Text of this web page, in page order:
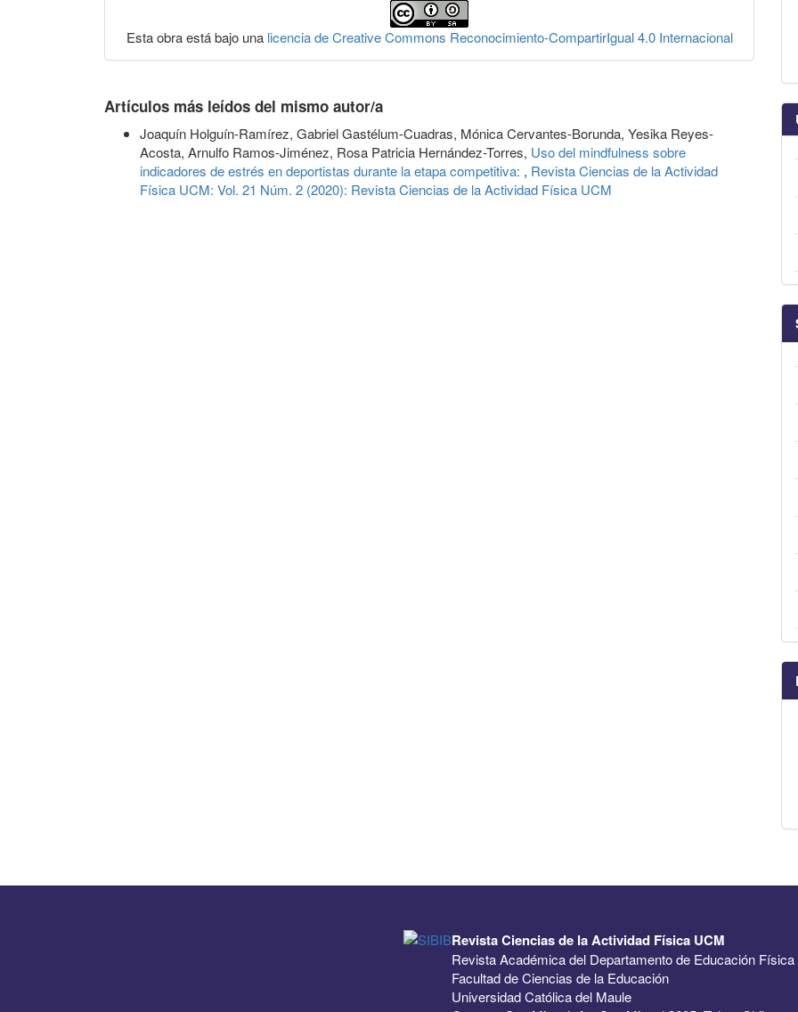
Esta obra está bajo una licencia de Creative Commons Reconocimiento-CompartirIgual 4.0 Internacional
Artículos más leídos del mismo autor/a
Joaquín Holguín-Ramírez, Gabriel Gastélum-Cuadras, Mónica Cervantes-Borunda, Yesika Reyes-
Acosta, Arnulfo Ramos-Jiménez, Rosa Patricia Hernández-Torres, Uso del mindfulness sobre
indicadores de estrés en deportistas durante la etapa competitiva: , Revista Ciencias de la Actividad
Física UCM: Vol. 21 Núm. 2 (2020): Revista Ciencias de la Actividad Física UCM
Revista Ciencias de la Actividad Física UCM
Revista Académica del Departamento de Educación Física
Facultad de Ciencias de la Educación
Universidad Católica del Maule